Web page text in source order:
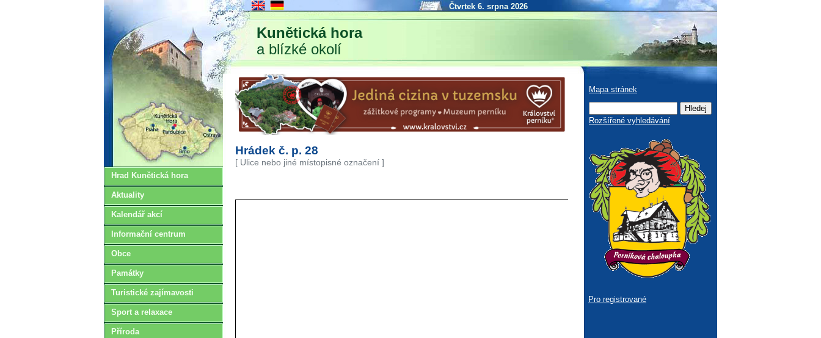
Kunětická hora
a blízké okolí
Čtvrtek 6. srpna 2026
Hrad Kunětická hora
Aktuality
Kalendář akcí
Informační centrum
Obce
Památky
Turistické zajímavosti
Sport a relaxace
Příroda
Hrádek č. p. 28
[ Ulice nebo jiné místopisné označení ]
Mapa stránek
Rozšířené vyhledávání
Pro registrované